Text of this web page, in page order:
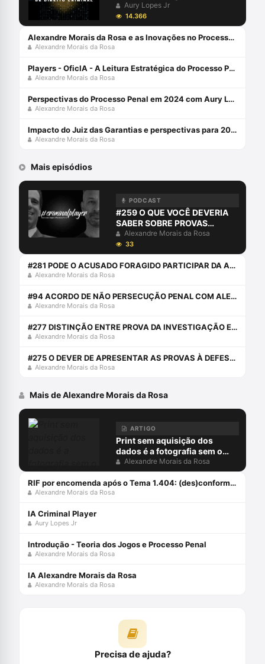
Aury Lopes Jr
14.366
Alexandre Morais da Rosa e as Inovações no Processo Penal: Ferramentas Tecnológicas
Alexandre Morais da Rosa
Players - OficIA - A Leitura Estratégica do Processo Penal com Alexandre Morais da Rosa
Alexandre Morais da Rosa
Perspectivas do Processo Penal em 2024 com Aury Lopes Jr e Alexandre Morais da Rosa
Alexandre Morais da Rosa
Impacto do Juiz das Garantias e perspectivas para 2024 com Alexandre Morais da Rosa e Aury Lopes Jr
Alexandre Morais da Rosa
Mais episódios
PODCAST
#259 O QUE VOCÊ DEVERIA
SABER SOBRE PROVAS
DIGITAIS
Alexandre Morais da Rosa
33
#281 PODE O ACUSADO FORAGIDO PARTICIPAR DA AUDIÊNCIA ONLINE?
Alexandre Morais da Rosa
#94 ACORDO DE NÃO PERSECUÇÃO PENAL COM ALEXANDRE E JOÃO PORTO SILVÉRIO JÚNIOR
Alexandre Morais da Rosa
#277 DISTINÇÃO ENTRE PROVA DA INVESTIGAÇÃO E PROVA JUDICIAL
Alexandre Morais da Rosa
#275 O DEVER DE APRESENTAR AS PROVAS À DEFESA: CHERRY PICKING PROBATÓRIO
Alexandre Morais da Rosa
Mais de Alexandre Morais da Rosa
ARTIGO
Print sem aquisição dos
dados é a fotografia sem o
negativo
Alexandre Morais da Rosa
RIF por encomenda após o Tema 1.404: (des)conformidades
Alexandre Morais da Rosa
IA Criminal Player
Aury Lopes Jr
Introdução - Teoria dos Jogos e Processo Penal
Alexandre Morais da Rosa
IA Alexandre Morais da Rosa
Alexandre Morais da Rosa
Precisa de ajuda?